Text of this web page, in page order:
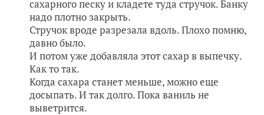
сахарного песку и кладете туда стручок. Банку
надо плотно закрыть.
Стручок вроде разрезала вдоль. Плохо помню,
давно было.
И потом уже добавляла этот сахар в выпечку.
Как то так.
Когда сахара станет меньше, можно еще
досыпать. И так долго. Пока ваниль не
выветрится.